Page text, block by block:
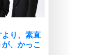
り、素直
、かっこ